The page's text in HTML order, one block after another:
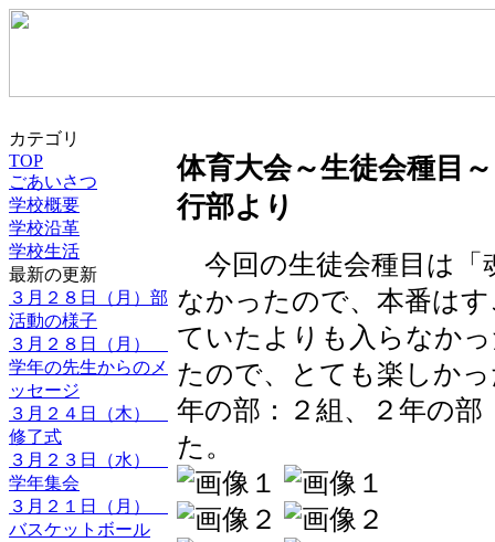
カテゴリ
TOP
ごあいさつ
学校概要
学校沿革
学校生活
最新の更新
３月２８日（月）部
活動の様子
３月２８日（月）
学年の先生からのメ
ッセージ
３月２４日（木）
修了式
３月２３日（水）
学年集会
３月２１日（月）
バスケットボール
体育大会～生徒会種目
行部より
今回の生徒会種目は「
なかったので、本番は
ていたよりも入らなか
たので、とても楽しか
年の部：２組、２年の
た。